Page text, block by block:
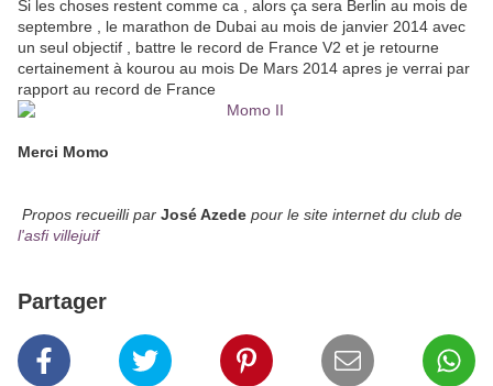
Si les choses restent comme ca , alors ça sera Berlin au mois de
septembre , le marathon de Dubai au mois de janvier 2014 avec
un seul objectif , battre le record de France V2 et je retourne
certainement à kourou au mois De Mars 2014 apres je verrai par
rapport au record de France
Merci Momo
Propos recueilli par José Azede pour le site internet du club de
l'asfi villejuif
Partager